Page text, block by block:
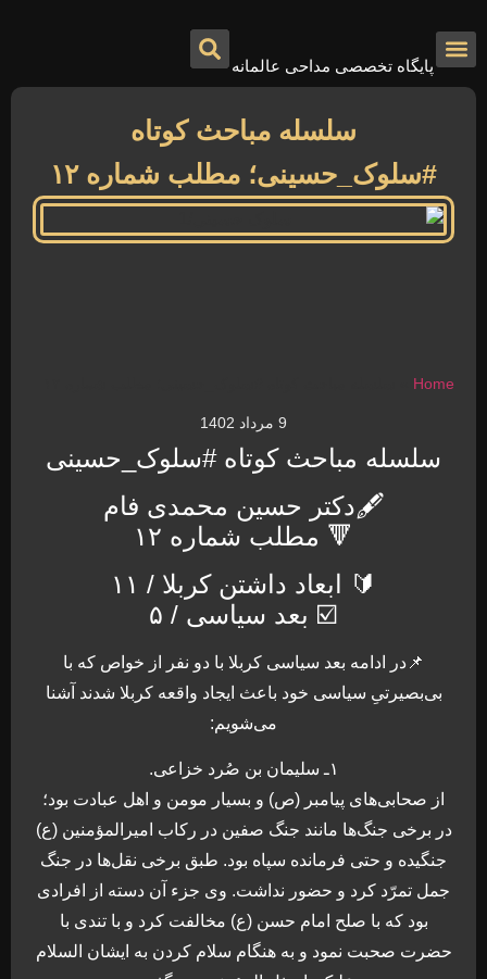
پایگاه تخصصی مداحی عالمانه
سلسله مباحث کوتاه
#سلوک_حسینی؛ مطلب شماره ۱۲
Home
9 مرداد 1402
سلسله مباحث کوتاه #سلوک_حسینی
🖋دکتر حسین محمدی فام
🔻 مطلب شماره ۱۲
🔰 ابعاد داشتن کربلا / ۱۱
☑️ بعد سیاسی / ۵
📌در ادامه بعد سیاسی کربلا با دو نفر از خواص که با
بی‌بصیرتیِ سیاسی خود باعث ایجاد واقعه کربلا شدند آشنا
می‌شویم:
۱ـ سلیمان بن صُرد خزاعی.
از صحابی‌های پیامبر (ص) و بسیار مومن و اهل عبادت بود؛
در برخی جنگ‌ها مانند جنگ صفین در رکاب امیرالمؤمنین (ع)
جنگیده و حتی فرمانده سپاه بود. طبق برخی نقل‌ها در جنگ
جمل تمرّد کرد و حضور نداشت. وی جزء آن دسته از افرادی
بود که با صلح امام حسن (ع) مخالفت کرد و با تندی با
حضرت صحبت نمود و به هنگام سلام کردن به ایشان السلام